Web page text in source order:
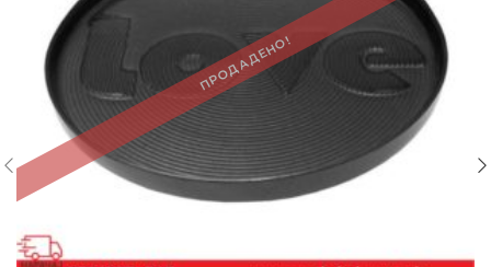
ПРОДАДЕНО!